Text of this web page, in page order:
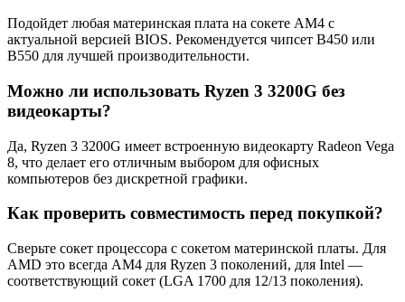
Подойдет любая материнская плата на сокете AM4 с
актуальной версией BIOS. Рекомендуется чипсет B450 или
B550 для лучшей производительности.
Можно ли использовать Ryzen 3 3200G без
видеокарты?
Да, Ryzen 3 3200G имеет встроенную видеокарту Radeon Vega
8, что делает его отличным выбором для офисных
компьютеров без дискретной графики.
Как проверить совместимость перед покупкой?
Сверьте сокет процессора с сокетом материнской платы. Для
AMD это всегда AM4 для Ryzen 3 поколений, для Intel —
соответствующий сокет (LGA 1700 для 12/13 поколения).